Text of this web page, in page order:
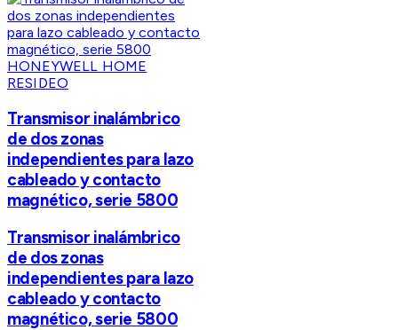
HONEYWELL HOME
RESIDEO
Transmisor inalámbrico
de dos zonas
independientes para lazo
cableado y contacto
magnético, serie 5800
Transmisor inalámbrico
de dos zonas
independientes para lazo
cableado y contacto
magnético, serie 5800